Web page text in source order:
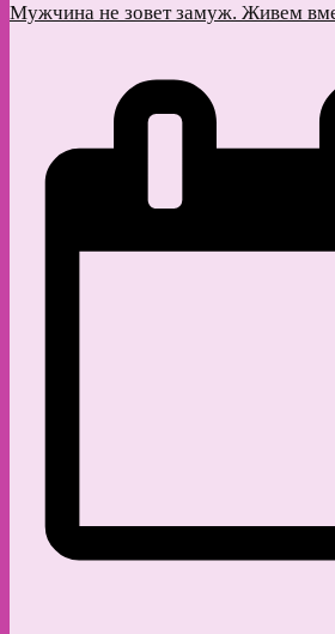
Мужчина не зовет замуж. Живем